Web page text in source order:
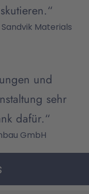
Materials
und
sehr
dafür.“
GmbH